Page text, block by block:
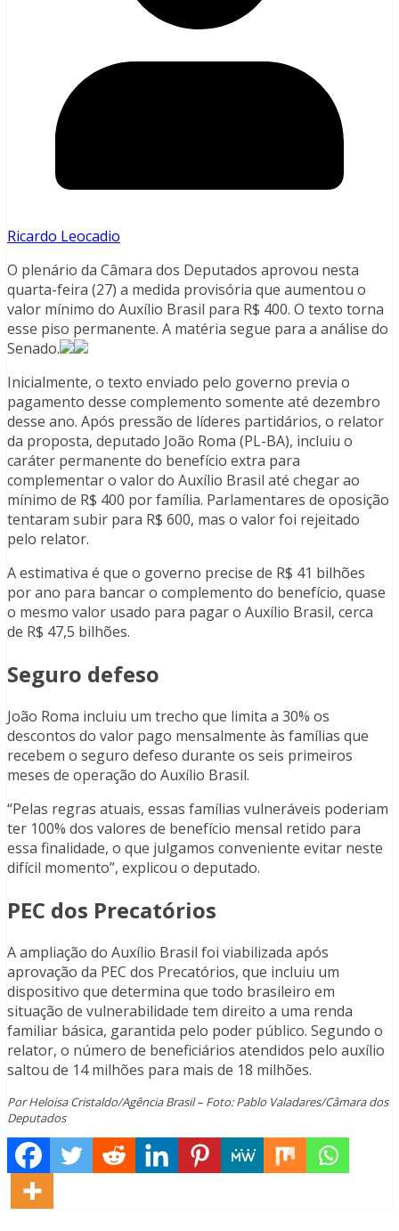
Ricardo Leocadio
O plenário da Câmara dos Deputados aprovou nesta
quarta-feira (27) a medida provisória que aumentou o
valor mínimo do Auxílio Brasil para R$ 400. O texto torna
esse piso permanente. A matéria segue para a análise do
Senado.
Inicialmente, o texto enviado pelo governo previa o
pagamento desse complemento somente até dezembro
desse ano. Após pressão de líderes partidários, o relator
da proposta, deputado João Roma (PL-BA), incluiu o
caráter permanente do benefício extra para
complementar o valor do Auxílio Brasil até chegar ao
mínimo de R$ 400 por família. Parlamentares de oposição
tentaram subir para R$ 600, mas o valor foi rejeitado
pelo relator.
A estimativa é que o governo precise de R$ 41 bilhões
por ano para bancar o complemento do benefício, quase
o mesmo valor usado para pagar o Auxílio Brasil, cerca
de R$ 47,5 bilhões.
Seguro defeso
João Roma incluiu um trecho que limita a 30% os
descontos do valor pago mensalmente às famílias que
recebem o seguro defeso durante os seis primeiros
meses de operação do Auxílio Brasil.
“Pelas regras atuais, essas famílias vulneráveis poderiam
ter 100% dos valores de benefício mensal retido para
essa finalidade, o que julgamos conveniente evitar neste
difícil momento”, explicou o deputado.
PEC dos Precatórios
A ampliação do Auxílio Brasil foi viabilizada após
aprovação da PEC dos Precatórios, que incluiu um
dispositivo que determina que todo brasileiro em
situação de vulnerabilidade tem direito a uma renda
familiar básica, garantida pelo poder público. Segundo o
relator, o número de beneficiários atendidos pelo auxílio
saltou de 14 milhões para mais de 18 milhões.
Por Heloisa Cristaldo/Agência Brasil – Foto: Pablo Valadares/Câmara dos
Deputados